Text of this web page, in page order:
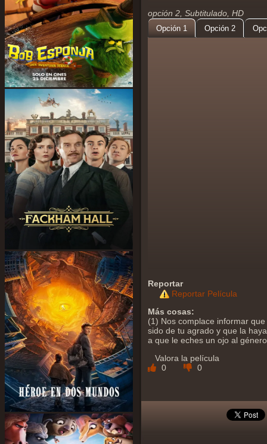
opción 2, Subtitulado, HD
Opción 1 Opción 2
Reportar
Reportar Película
Más cosas:
(1) Nos complace informar
sido de tu agrado y que la
a que le eches un ojo al
Valora la película
0
0